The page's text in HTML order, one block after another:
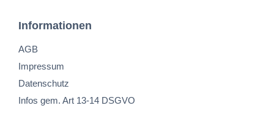
Informationen
AGB
Impressum
Datenschutz
Infos gem. Art 13-14 DSGVO